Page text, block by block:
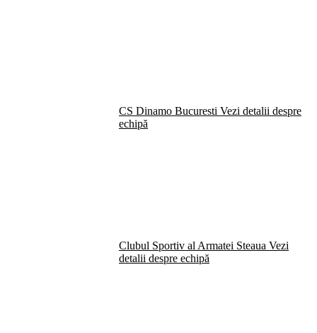
CS Dinamo Bucuresti Vezi detalii despre
echipă
Clubul Sportiv al Armatei Steaua Vezi
detalii despre echipă